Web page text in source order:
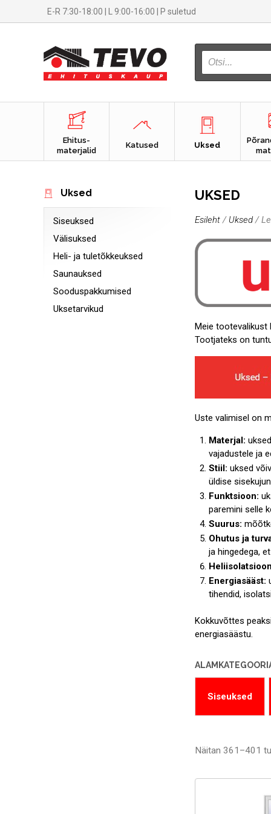
E-R 7:30-18:00 | L 9:00-16:00 | P suletud
PRODUCTS
SEARCH
Ehitus-
materjalid
Katused Uksed
Uksed
Siseuksed
Välisuksed
Heli- ja tuletõkkeuksed
Saunauksed
Sooduspakkumised
Uksetarvikud
UKSED
Esileht/ Uksed/
Meie tootevalikust
Tootjateks on
Uste valimisel on
Materjal:
vajadustele ja
Stiil: uksed
üldise
Funktsioon:
paremini selle
Suurus:
Ohutus ja
ja hingedega,
Energiasääst:
tihendid,
Kokkuvõttes
energiasäästu.
Siseuksed
Näitan 361–401
Sorted
price: